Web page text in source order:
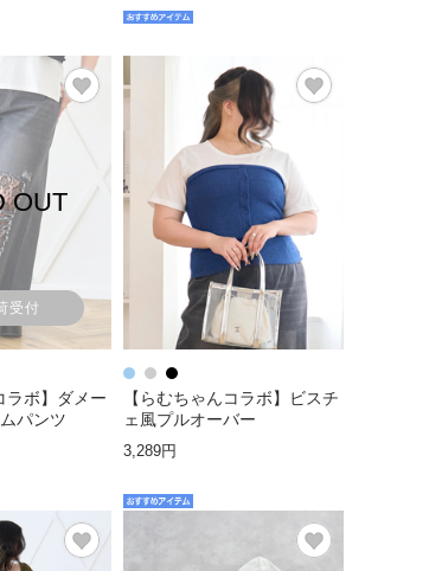
OUT
受付
ラボ】ダメー
パンツ
【らむちゃんコラボ】ビスチ
ェ風プルオーバー
3,289円